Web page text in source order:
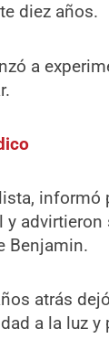
diez años.
a
Benjamin.
atrás
a la luz